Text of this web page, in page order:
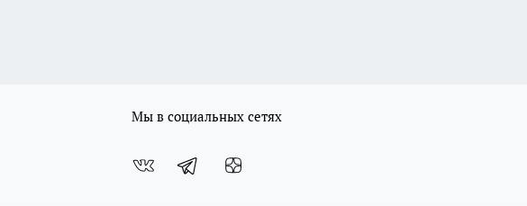
Мы в социальных сетях